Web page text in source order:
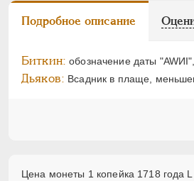
Подробное описание
Биткин: обозначение даты
Дьяков: Всадник в плаще,
Цена монеты 1 копейка 1718 года